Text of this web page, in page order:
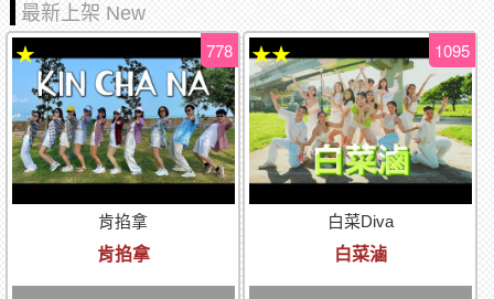
最新上架 New
肯掐拿
肯掐拿
778
★
白菜Diva
白菜滷
1095
★★